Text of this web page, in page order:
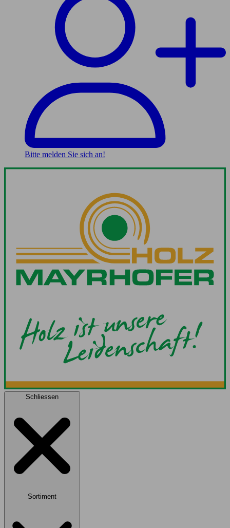
Bitte melden Sie sich an!
Schliessen
Sortiment